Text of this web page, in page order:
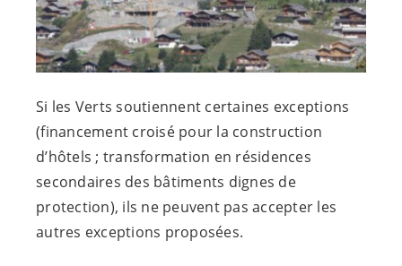
Si les Verts soutiennent certaines exceptions
(financement croisé pour la construction
d’hôtels ; transformation en résidences
secondaires des bâtiments dignes de
protection), ils ne peuvent pas accepter les
autres exceptions proposées.